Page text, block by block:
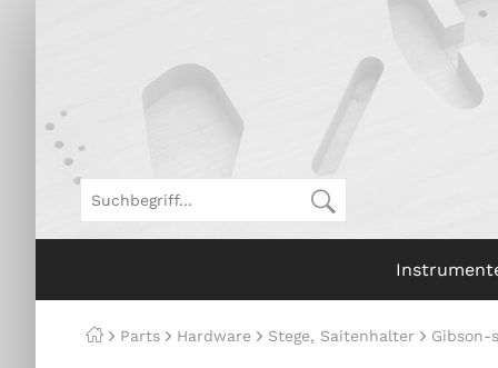
Parts Hardware Stege, Saitenhalter Gibson-